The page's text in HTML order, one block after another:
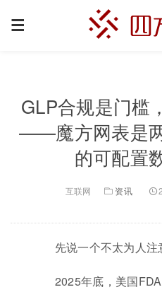
GLP合规是门槛
——魔方网表是
的可配置
互联网 资讯
先说一个不太为人注
2025年底，美国FDA